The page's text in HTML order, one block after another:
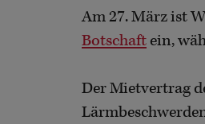
Am 27. März ist
Botschaft ein,
Der Mietvertrag